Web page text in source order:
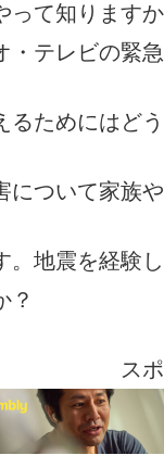
って知りますか
テレビの緊急
るためには
について家族
。地震を経験
ス